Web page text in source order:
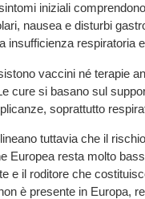
iniziali
nausea e disturbi
insufficienza respiratoria
vaccini né terapie
cure si basano sul
soprattutto
tuttavia che il
Europea resta molto
e il roditore che
è presente in Europa,